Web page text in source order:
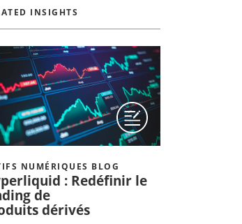
INSIGHTS
NUMÉRIQUES BLOG
: Redéfinir le
de
dérivés